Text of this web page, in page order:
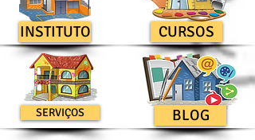
INSTITUTO
SERVIÇOS
CURSOS
BLOG